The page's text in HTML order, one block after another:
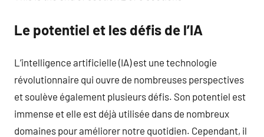
Le potentiel et les défis de l’IA
L’intelligence artificielle (IA) est une technologie
révolutionnaire qui ouvre de nombreuses perspectives
et soulève également plusieurs défis. Son potentiel est
immense et elle est déjà utilisée dans de nombreux
domaines pour améliorer notre quotidien. Cependant, il